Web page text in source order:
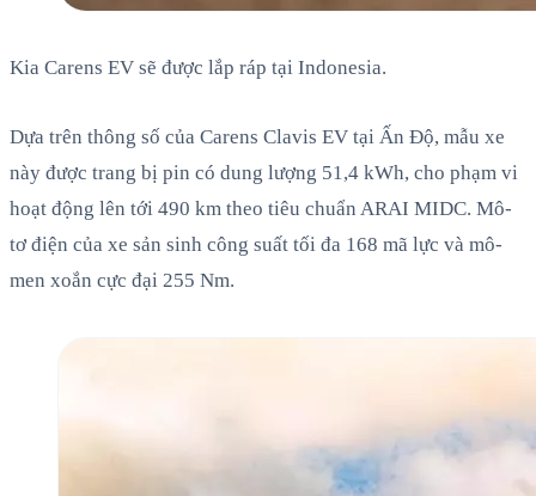
Kia Carens EV sẽ được lắp ráp tại Indonesia.
Dựa trên thông số của Carens Clavis EV tại Ấn Độ, mẫu xe
này được trang bị pin có dung lượng 51,4 kWh, cho phạm vi
hoạt động lên tới 490 km theo tiêu chuẩn ARAI MIDC. Mô-
tơ điện của xe sản sinh công suất tối đa 168 mã lực và mô-
men xoắn cực đại 255 Nm.